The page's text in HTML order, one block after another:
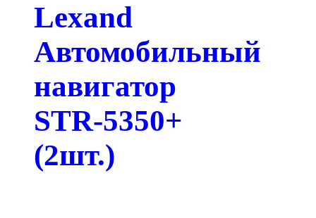
Lexand
Автомобильный
навигатор
STR-5350+
(2шт.)